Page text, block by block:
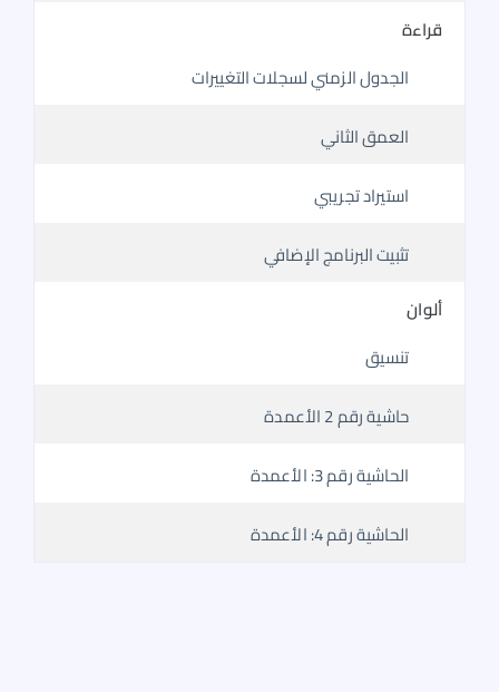
قراءة
الجدول الزمني لسجلات التغييرات
العمق الثاني
استيراد تجريبي
تثبيت البرنامج الإضافي
ألوان
تنسيق
حاشية رقم 2 الأعمدة
الحاشية رقم 3: الأعمدة
الحاشية رقم 4: الأعمدة